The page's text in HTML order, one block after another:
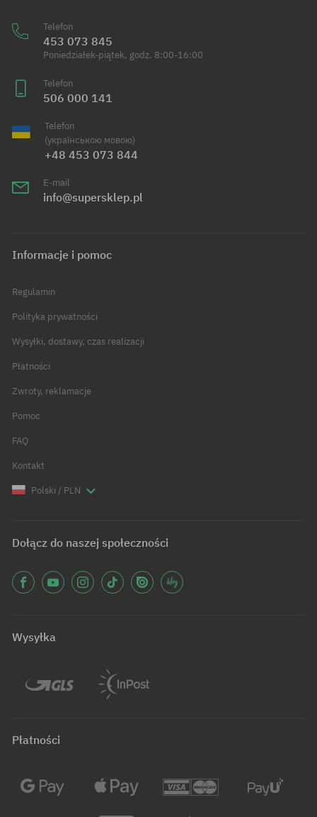
Telefon
453 073 845
Poniedziałek-piątek, godz. 8:00-16:00
Telefon
506 000 141
Telefon
(українською мовою)
+48 453 073 844
E-mail
info@supersklep.pl
Informacje i pomoc
Regulamin
Polityka prywatności
Wysyłki, dostawy, czas realizacji
Płatności
Zwroty, reklamacje
Pomoc
FAQ
Kontakt
Polski / PLN
Dołącz do naszej społeczności
Wysyłka
Płatności